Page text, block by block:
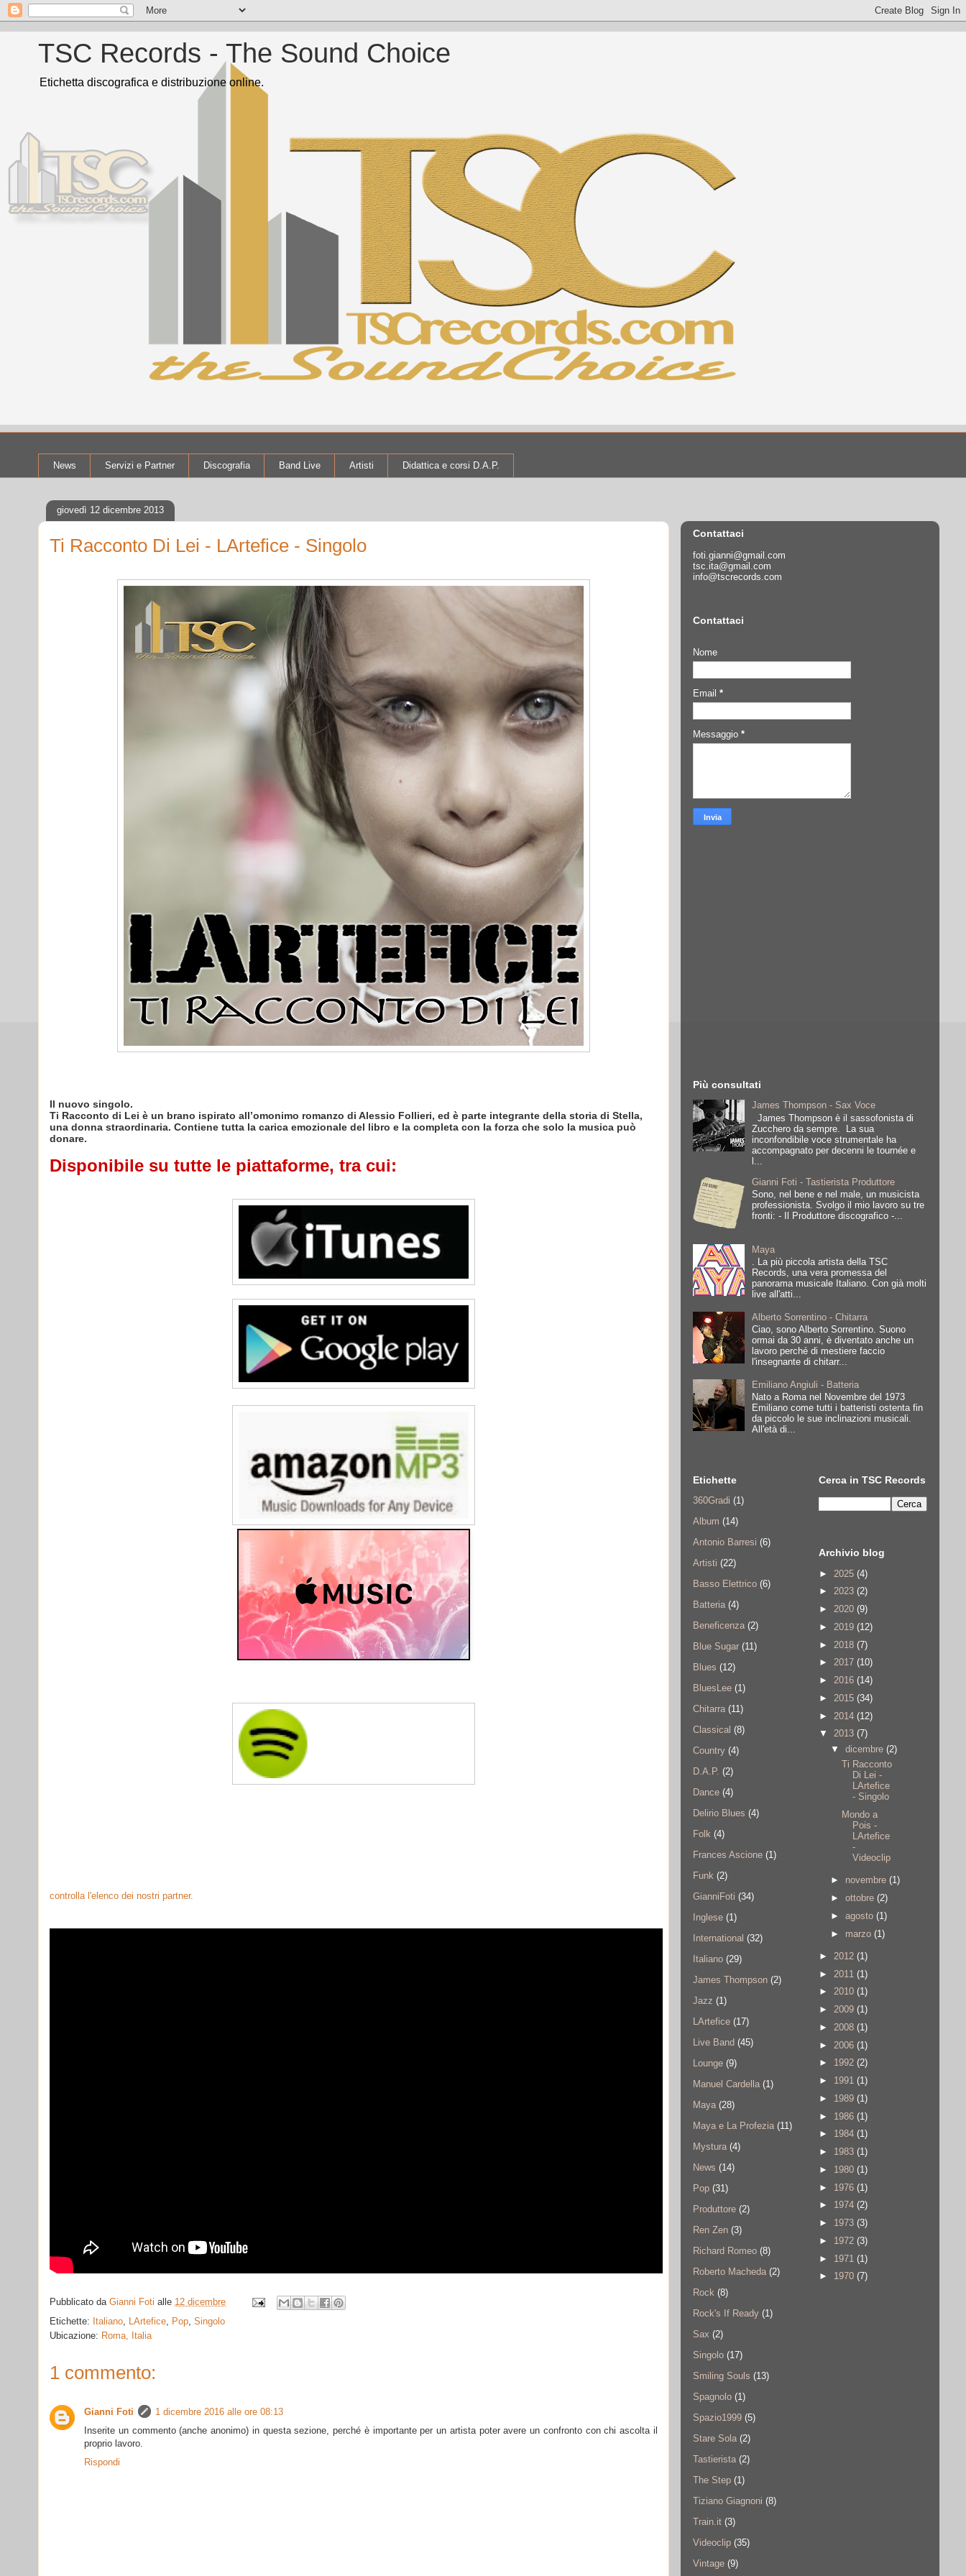
TSC Records - The Sound Choice
Etichetta discografica e distribuzione online.
News Servizi e Partner Discografia Band Live Artisti Didattica e corsi D.A.P.
giovedì 12 dicembre 2013
Ti Racconto Di Lei - LArtefice - Singolo
Il nuovo singolo.
Ti Racconto di Lei è un brano ispirato all’omonimo romanzo di Alessio Follieri, ed è parte integrante della storia di Stella,
una donna straordinaria. Contiene tutta la carica emozionale del libro e la completa con la forza che solo la musica può
donare.
Disponibile su tutte le piattaforme, tra cui:
controlla l'elenco dei nostri partner.
Pubblicato da Gianni Foti alle 12 dicembre
Etichette: Italiano, LArtefice, Pop, Singolo
Ubicazione: Roma, Italia
1 commento:
Gianni Foti
1 dicembre 2016 alle ore 08:13
Inserite un commento (anche anonimo) in questa sezione, perché è importante per un artista poter avere un confronto con chi ascolta il
proprio lavoro.
Rispondi
Contattaci
foti.gianni@gmail.com
tsc.ita@gmail.com
info@tscrecords.com
Contattaci
Nome
Email *
Messaggio *
Più consultati
James Thompson - Sax Voce
James Thompson è il sassofonista di
Zucchero da sempre. La sua
inconfondibile voce strumentale ha
accompagnato per decenni le tournée e
Gianni Foti - Tastierista Produttore
Sono, nel bene e nel male, un musicista
professionista. Svolgo il mio lavoro su tre
fronti: - Il Produttore discografico -...
Maya
. La più piccola artista della TSC
Records, una vera promessa del
panorama musicale Italiano. Con già molti
live all'atti...
Alberto Sorrentino - Chitarra
Ciao, sono Alberto Sorrentino. Suono
ormai da 30 anni, è diventato anche un
lavoro perché di mestiere faccio
l'insegnante di chitarr...
Emiliano Angiuli - Batteria
Nato a Roma nel Novembre del 1973
Emiliano come tutti i batteristi ostenta fin
da piccolo le sue inclinazioni musicali.
All'età di...
Etichette
360Gradi (1)
Album (14)
Antonio Barresi (6)
Artisti (22)
Basso Elettrico (6)
Batteria (4)
Beneficenza (2)
Blue Sugar (11)
Blues (12)
BluesLee (1)
Chitarra (11)
Classical (8)
Country (4)
D.A.P. (2)
Dance (4)
Delirio Blues (4)
Folk (4)
Frances Ascione (1)
Funk (2)
GianniFoti (34)
Inglese (1)
International (32)
Italiano (29)
James Thompson (2)
Jazz (1)
LArtefice (17)
Live Band (45)
Lounge (9)
Manuel Cardella (1)
Maya (28)
Maya e La Profezia (11)
Mystura (4)
News (14)
Pop (31)
Produttore (2)
Ren Zen (3)
Richard Romeo (8)
Roberto Macheda (2)
Rock (8)
Rock's If Ready (1)
Sax (2)
Singolo (17)
Smiling Souls (13)
Spagnolo (1)
Spazio1999 (5)
Stare Sola (2)
Tastierista (2)
The Step (1)
Tiziano Giagnoni (8)
Train.it (3)
Videoclip (35)
Vintage (9)
Cerca in TSC Records
Archivio blog
► 2025 (4)
► 2023 (2)
► 2020 (9)
► 2019 (12)
► 2018 (7)
► 2017 (10)
► 2016 (14)
► 2015 (34)
► 2014 (12)
▼ 2013 (7)
▼ dicembre (2)
Ti Racconto
Di Lei -
LArtefice
- Singolo
Mondo a
Pois -
LArtefice
-
Videoclip
► novembre (1)
► ottobre (2)
► agosto (1)
► marzo (1)
► 2012 (1)
► 2011 (1)
► 2010 (1)
► 2009 (1)
► 2008 (1)
► 2006 (1)
► 1992 (2)
► 1991 (1)
► 1989 (1)
► 1986 (1)
► 1984 (1)
► 1983 (1)
► 1980 (1)
► 1976 (1)
► 1974 (2)
► 1973 (3)
► 1972 (3)
► 1971 (1)
► 1970 (7)